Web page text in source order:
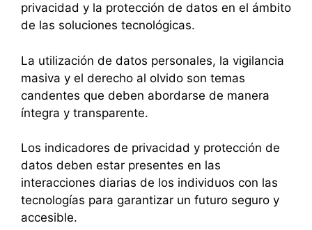
privacidad y la protección de datos en el ámbito
de las soluciones tecnológicas.
La utilización de datos personales, la vigilancia
masiva y el derecho al olvido son temas
candentes que deben abordarse de manera
íntegra y transparente.
Los indicadores de privacidad y protección de
datos deben estar presentes en las
interacciones diarias de los individuos con las
tecnologías para garantizar un futuro seguro y
accesible.